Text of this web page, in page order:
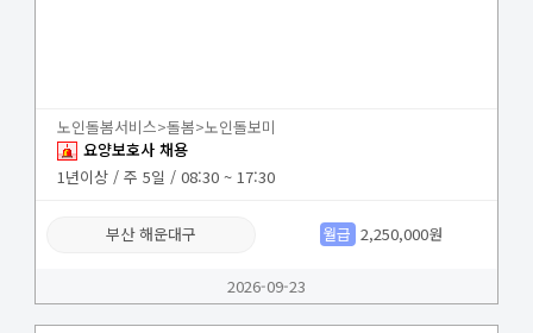
노인돌봄서비스>돌봄>노인돌보미
요양보호사 채용
1년이상 / 주 5일 / 08:30 ~ 17:30
부산 해운대구 월급 2,250,000원
2026-09-23